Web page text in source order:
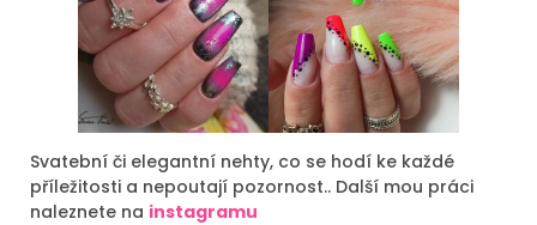
Svatební či elegantní nehty, co se hodí ke každé
příležitosti a nepoutají pozornost.. Další mou práci
naleznete na instagramu